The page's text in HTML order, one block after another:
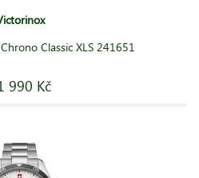
Classic XLS 241651
990 Kč